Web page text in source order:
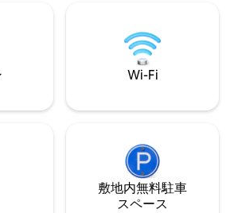
の設備はありませ
物を取り出してリ
い。
Wi-Fi
敷地内無料駐⁠車
ス⁠ペ⁠ー⁠ス